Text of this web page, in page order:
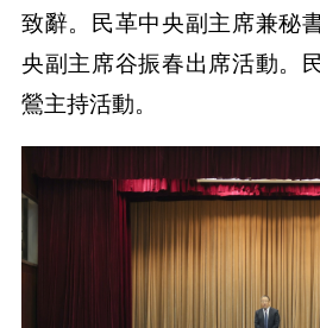
致辭。民革中央副主席兼秘
央副主席谷振春出席活動。
鶯主持活動。